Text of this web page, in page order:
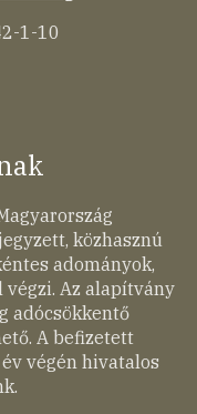
1-10
közhasznú
adományok,
végzi. Az alapítvány
adócsökkentő
A befizetett
végén hivatalos